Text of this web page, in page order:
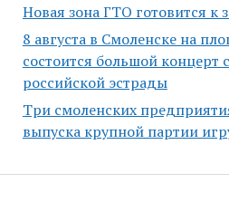
Новая зона ГТО готовится к
8 августа в Смоленске на
состоится большой концерт
российской эстрады
Три смоленских
выпуска крупной партии